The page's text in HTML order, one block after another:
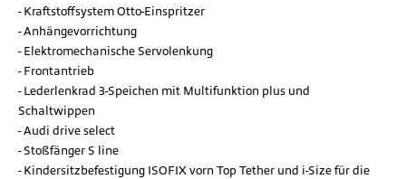
Kraftstoffsystem Otto-Einspritzer
Anhängevorrichtung
Elektromechanische Servolenkung
Frontantrieb
Lederlenkrad 3-Speichen mit Multifunktion plus und
Schaltwippen
Audi drive select
Stoßfänger S line
Kindersitzbefestigung ISOFIX vorn Top Tether und i-Size für die